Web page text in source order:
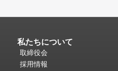
私たちについて
取締役会
採用情報